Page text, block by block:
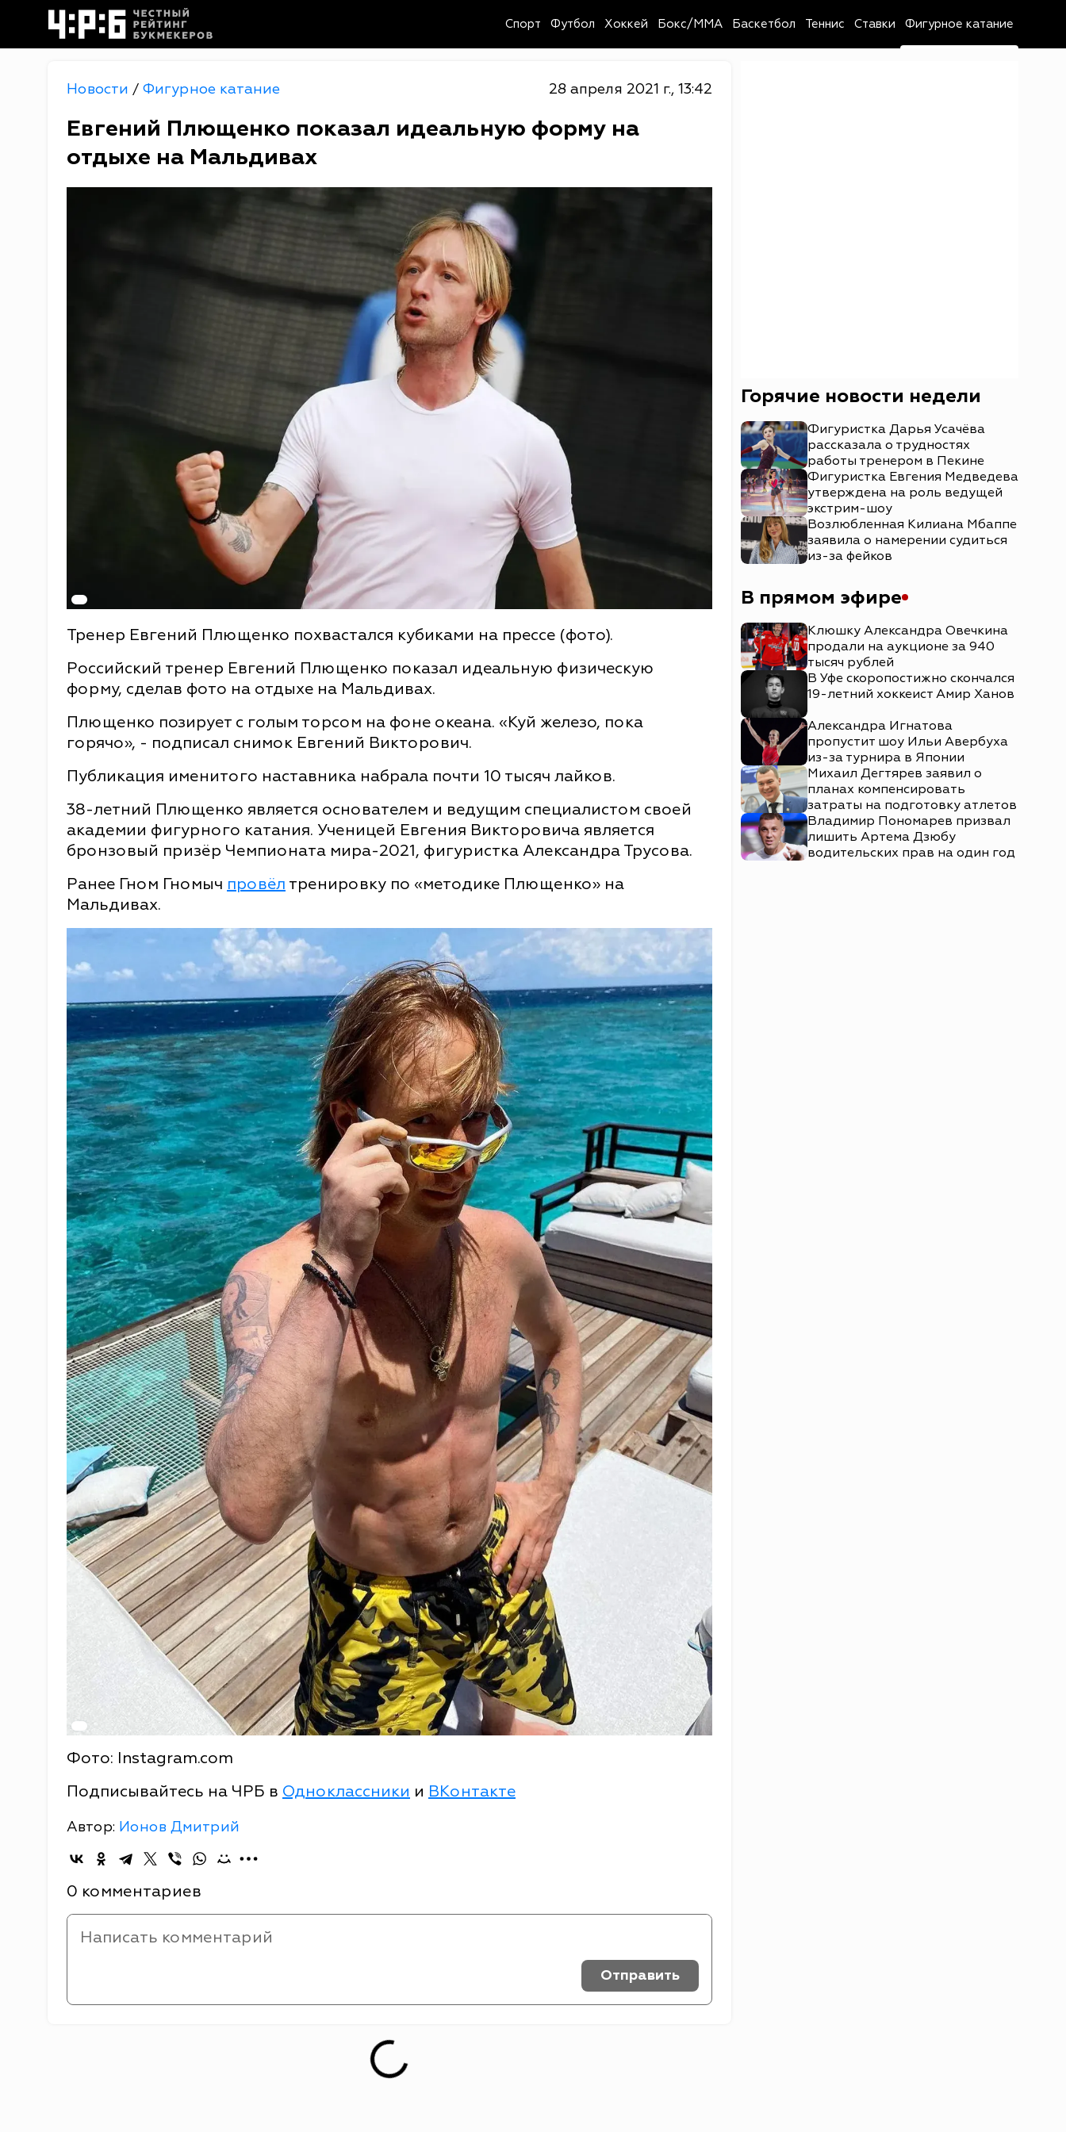
Спорт Футбол Хоккей Бокс/MMA Баскетбол Теннис Ставки Фигурное катание
Новости / Фигурное катание 28 апреля 2021 г., 13:42
Евгений Плющенко показал идеальную форму на
отдыхе на Мальдивах
Тренер Евгений Плющенко похвастался кубиками на прессе (фото).
Российский тренер Евгений Плющенко показал идеальную физическую
форму, сделав фото на отдыхе на Мальдивах.
Плющенко позирует с голым торсом на фоне океана. «Куй железо, пока
горячо», - подписал снимок Евгений Викторович.
Публикация именитого наставника набрала почти 10 тысяч лайков.
38-летний Плющенко является основателем и ведущим специалистом своей
академии фигурного катания. Ученицей Евгения Викторовича является
бронзовый призёр Чемпионата мира-2021, фигуристка Александра Трусова.
Ранее Гном Гномыч провёл тренировку по «методике Плющенко» на
Мальдивах.
Фото: Instagram.com
Подписывайтесь на ЧРБ в Одноклассники и ВКонтакте
Автор: Ионов Дмитрий
0 комментариев
Отправить
Горячие новости недели
Фигуристка Дарья Усачёва
рассказала о трудностях
работы тренером в Пекине
Фигуристка Евгения Медведева
утверждена на роль ведущей
экстрим-шоу
Возлюбленная Килиана Мбаппе
заявила о намерении судиться
из-за фейков
В прямом эфире
Клюшку Александра Овечкина
продали на аукционе за 940
тысяч рублей
В Уфе скоропостижно скончался
19-летний хоккеист Амир Ханов
Александра Игнатова
пропустит шоу Ильи Авербуха
из-за турнира в Японии
Михаил Дегтярев заявил о
планах компенсировать
затраты на подготовку атлетов
Владимир Пономарев призвал
лишить Артема Дзюбу
водительских прав на один год